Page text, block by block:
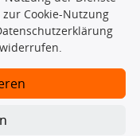
Datenbank ohne
zu verbreiten
zu lassen. Ein
identifizierte Ersatzteil
um
Cookie-Nutzung